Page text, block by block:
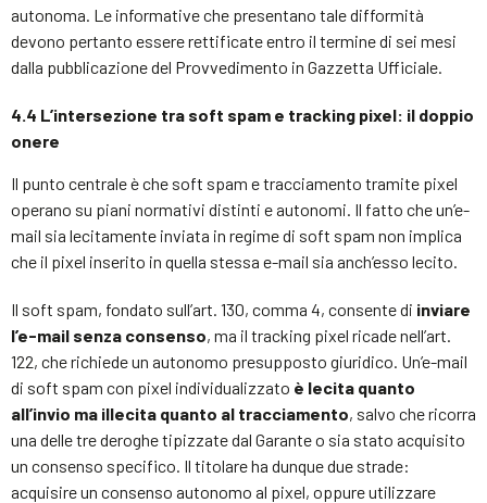
autonoma. Le informative che presentano tale difformità
devono pertanto essere rettificate entro il termine di sei mesi
dalla pubblicazione del Provvedimento in Gazzetta Ufficiale.
4.4 L’intersezione tra soft spam e tracking pixel: il doppio
onere
Il punto centrale è che soft spam e tracciamento tramite pixel
operano su piani normativi distinti e autonomi. Il fatto che un’e-
mail sia lecitamente inviata in regime di soft spam non implica
che il pixel inserito in quella stessa e-mail sia anch’esso lecito.
Il soft spam, fondato sull’art. 130, comma 4, consente di inviare
l’e-mail senza consenso, ma il tracking pixel ricade nell’art.
122, che richiede un autonomo presupposto giuridico. Un’e-mail
di soft spam con pixel individualizzato è lecita quanto
all’invio ma illecita quanto al tracciamento, salvo che ricorra
una delle tre deroghe tipizzate dal Garante o sia stato acquisito
un consenso specifico. Il titolare ha dunque due strade:
acquisire un consenso autonomo al pixel, oppure utilizzare